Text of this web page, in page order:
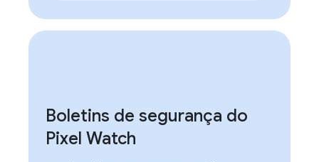
Boletins de segurança do
Pixel Watch